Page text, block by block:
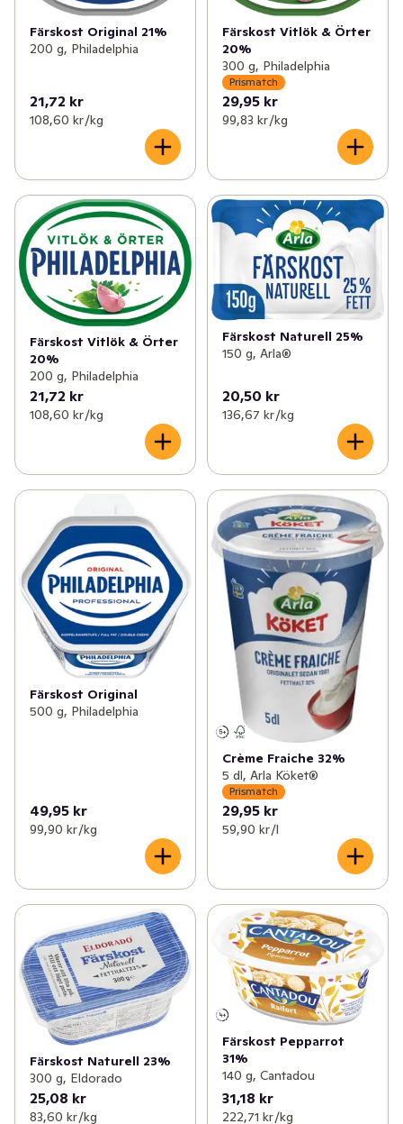
Färskost Original 21%
200 g, Philadelphia
21,72 kr
108,60 kr /kg
Färskost Vitlök & Örter
20%
300 g, Philadelphia
Prismatch
29,95 kr
99,83 kr /kg
Färskost Vitlök & Örter
20%
200 g, Philadelphia
21,72 kr
108,60 kr /kg
Färskost Naturell 25%
150 g, Arla®
20,50 kr
136,67 kr /kg
Färskost Original
500 g, Philadelphia
49,95 kr
99,90 kr /kg
Crème Fraiche 32%
5 dl, Arla Köket®
Prismatch
29,95 kr
59,90 kr /l
Färskost Naturell 23%
300 g, Eldorado
25,08 kr
83,60 kr /kg
Färskost Pepparrot
31%
140 g, Cantadou
31,18 kr
222,71 kr /kg